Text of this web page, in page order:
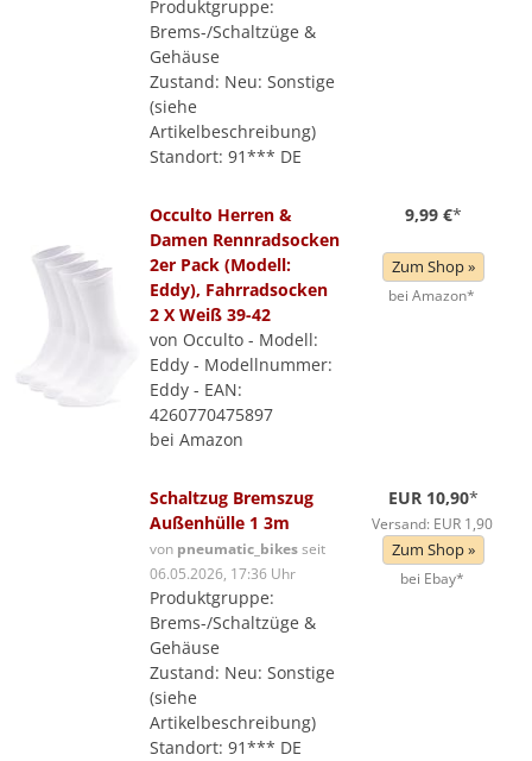
Produktgruppe:
Brems-/Schaltzüge &
Gehäuse
Zustand: Neu: Sonstige
(siehe
Artikelbeschreibung)
Standort: 91*** DE
Occulto Herren &
Damen Rennradsocken
2er Pack (Modell:
Eddy), Fahrradsocken
2 X Weiß 39-42
von Occulto - Modell:
Eddy - Modellnummer:
Eddy - EAN:
4260770475897
bei Amazon
9,99 €*
Zum Shop »
bei Amazon*
Schaltzug Bremszug
Außenhülle 1 3m
von pneumatic_bikesseit
06.05.2026, 17:36 Uhr
Produktgruppe:
Brems-/Schaltzüge &
Gehäuse
Zustand: Neu: Sonstige
(siehe
Artikelbeschreibung)
Standort: 91*** DE
EUR 10,90*
Versand: EUR 1,90
Zum Shop »
bei Ebay*